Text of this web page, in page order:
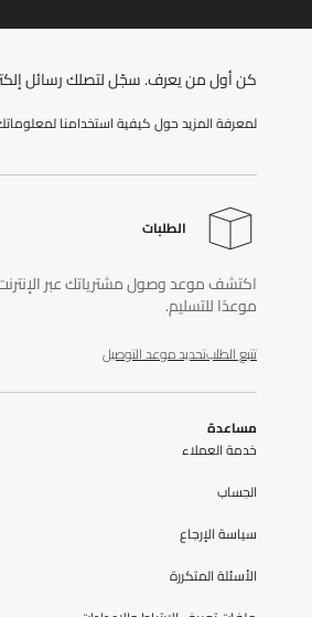
كن أول من يعرف. سجّل لتصلك رسائل
لمعرفة المزيد حول كيفية استخدامنا
الطلبات
اكتشف موعد وصول مشترياتك عبر
موعدًا للتسليم.
تتبع الطلبتحديد موعد التوصيل
مساعدة
خدمة العملاء
الحِساب
سياسة الإرجاع
الأسئلة المتكررة